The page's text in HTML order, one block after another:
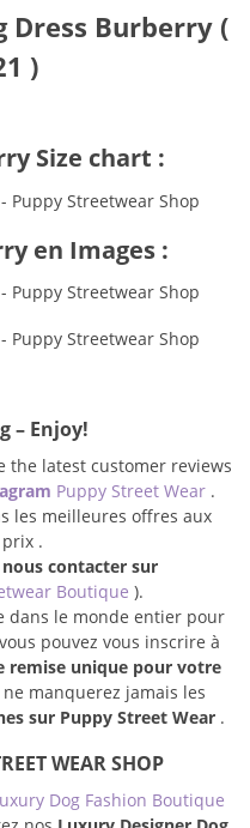
Dress Burberry (
)
Size chart :
en Images :
– Enjoy!
the latest customer reviews
Puppy Street Wear .
les meilleures offres aux
.
nous contacter sur
Boutique ).
dans le monde entier pour
pouvez vous inscrire à
remise unique pour votre
ne manquerez jamais les
sur Puppy Street Wear .
WEAR SHOP
Dog Fashion Boutique